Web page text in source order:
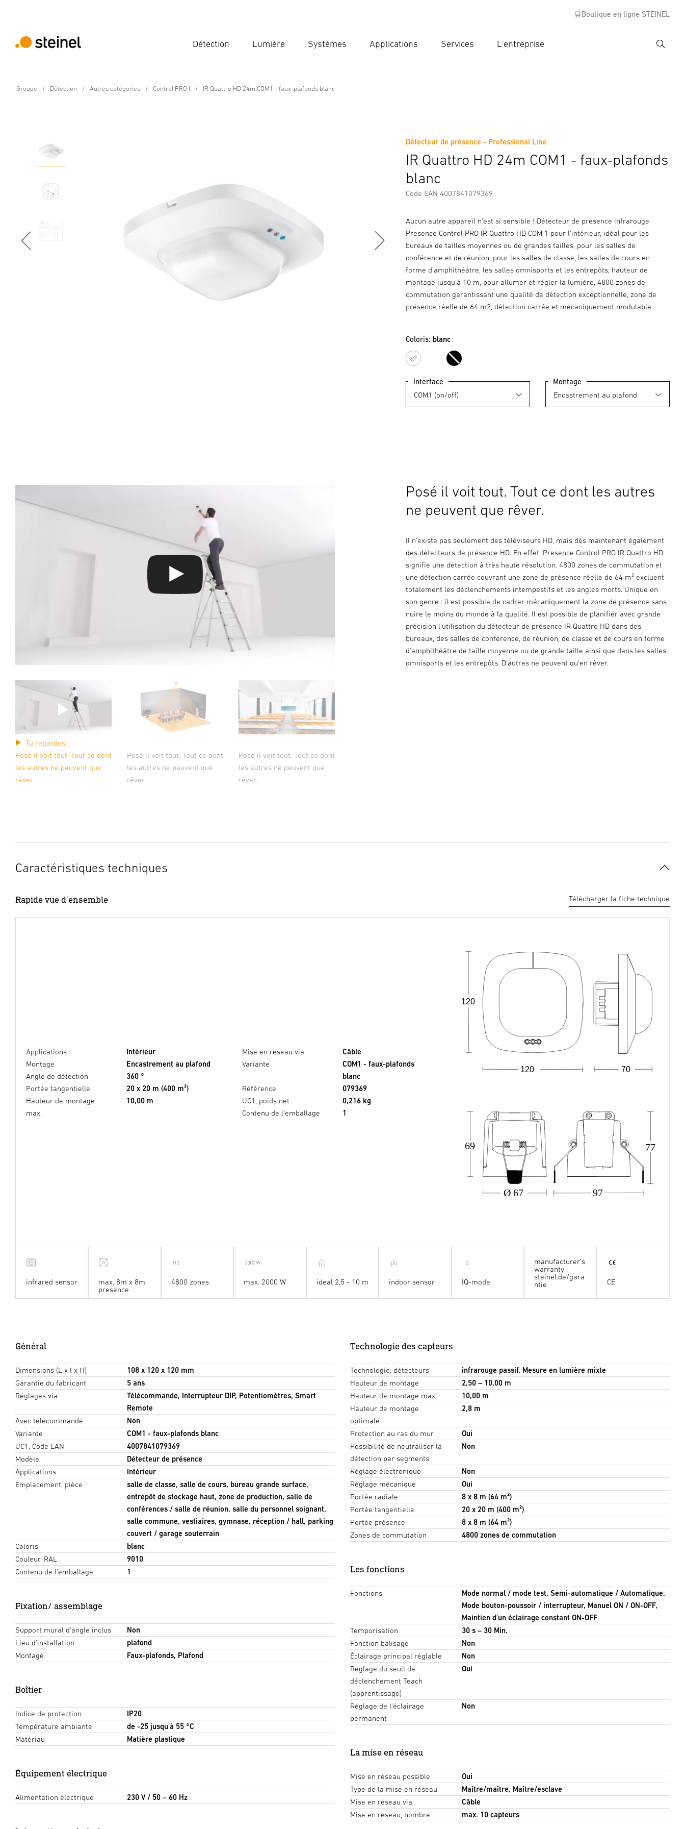
🛒Boutique en ligne STEINEL
Détection Lumière Systèmes Applications Services L'entreprise
Groupe Détection Autres catégories Control PRO I IR Quattro HD 24m COM1 - faux-plafonds blanc
Détecteur de présence - Professional Line
IR Quattro HD 24m COM1 - faux-plafonds
blanc
Code EAN 4007841079369
Aucun autre appareil n'est si sensible ! Détecteur de présence infrarouge
Presence Control PRO IR Quattro HD COM 1 pour l'intérieur, idéal pour les
bureaux de tailles moyennes ou de grandes tailles, pour les salles de
conférence et de réunion, pour les salles de classe, les salles de cours en
forme d'amphithéâtre, les salles omnisports et les entrepôts, hauteur de
montage jusqu'à 10 m, pour allumer et régler la lumière, 4800 zones de
commutation garantissant une qualité de détection exceptionnelle, zone de
présence réelle de 64 m2, détection carrée et mécaniquement modulable.
Coloris: blanc
blanc noir
Interface Montage
Caractéristiques Consignes de Sécurité et Avertissements Informations sur le fabricant
Tu regardes:
Posé il voit tout. Tout ce dont
les autres ne peuvent que
rêver.
Posé il voit tout. Tout ce dont
les autres ne peuvent que
rêver.
Posé il voit tout. Tout ce dont
les autres ne peuvent que
rêver.
Posé il voit tout. Tout ce dont les autres
ne peuvent que rêver.
Il n'existe pas seulement des téléviseurs HD, mais dès maintenant également
des détecteurs de présence HD. En effet, Presence Control PRO IR Quattro HD
signifie une détection à très haute résolution. 4800 zones de commutation et
une détection carrée couvrant une zone de présence réelle de 64 m² excluent
totalement les déclenchements intempestifs et les angles morts. Unique en
son genre : il est possible de cadrer mécaniquement la zone de présence sans
nuire le moins du monde à la qualité. Il est possible de planifier avec grande
précision l'utilisation du détecteur de présence IR Quattro HD dans des
bureaux, des salles de conférence, de réunion, de classe et de cours en forme
d'amphithéâtre de taille moyenne ou de grande taille ainsi que dans les salles
omnisports et les entrepôts. D'autres ne peuvent qu'en rêver.
Caractéristiques techniques
Rapide vue d'ensemble Télécharger la fiche technique
Applications
Intérieur
Montage
Encastrement au plafond
Angle de détection
360 °
Portée tangentielle
20 x 20 m (400 m²)
Hauteur de montage
max.
10,00 m
Mise en réseau via
Câble
Variante
COM1 - faux-plafonds
blanc
Référence
079369
UC1, poids net
0,216 kg
Contenu de l'emballage
1
70
120
120
Ø 67 97
69 77
infrared sensor
max. 8m x 8m
presence
4800 zones max. 2000 W ideal 2,5 - 10 m indoor sensor IQ-mode
manufacturer's
warranty
steinel.de/gara
ntie
CE
Général
Dimensions (L x l x H)
108 x 120 x 120 mm
Garantie du fabricant
5 ans
Réglages via
Télécommande, Interrupteur DIP, Potentiomètres, Smart
Remote
Avec télécommande
Non
Variante
COM1 - faux-plafonds blanc
UC1, Code EAN
4007841079369
Modèle
Détecteur de présence
Applications
Intérieur
Emplacement, pièce
salle de classe, salle de cours, bureau grande surface,
entrepôt de stockage haut, zone de production, salle de
conférences / salle de réunion, salle du personnel soignant,
salle commune, vestiaires, gymnase, réception / hall, parking
couvert / garage souterrain
Coloris
blanc
Couleur, RAL
9010
Contenu de l'emballage
1
Fixation/ assemblage
Support mural d'angle inclus
Non
Lieu d'installation
plafond
Montage
Faux-plafonds, Plafond
Boîtier
Indice de protection
IP20
Température ambiante
de -25 jusqu'à 55 °C
Matériau
Matière plastique
Équipement électrique
Alimentation électrique 230 V / 50 – 60 Hz
Technologie des capteurs
Technologie, détecteurs
infrarouge passif, Mesure en lumière mixte
Hauteur de montage
2,50 – 10,00 m
Hauteur de montage max.
10,00 m
Hauteur de montage
optimale
2,8 m
Protection au ras du mur
Oui
Possibilité de neutraliser la
détection par segments
Non
Réglage électronique
Non
Réglage mécanique
Oui
Portée radiale
8 x 8 m (64 m²)
Portée tangentielle
20 x 20 m (400 m²)
Portée présence
8 x 8 m (64 m²)
Zones de commutation
4800 zones de commutation
Les fonctions
Fonctions
Mode normal / mode test, Semi-automatique / Automatique,
Mode bouton-poussoir / interrupteur, Manuel ON / ON-OFF,
Maintien d'un éclairage constant ON-OFF
Temporisation
30 s – 30 Min.
Fonction balisage
Non
Éclairage principal réglable
Non
Réglage du seuil de
déclenchement Teach
(apprentissage)
Oui
Réglage de l'éclairage
permanent
Non
La mise en réseau
Mise en réseau possible
Oui
Type de la mise en réseau
Maître/maître, Maître/esclave
Mise en réseau via
Câble
Mise en réseau, nombre
max. 10 capteurs